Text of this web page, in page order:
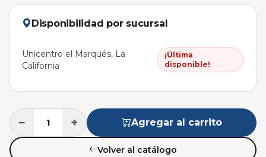
Disponibilidad por sucursal
Unicentro el Marqués, La
California
¡Última
disponible!
− + Agregar al carrito
Volver al catálogo